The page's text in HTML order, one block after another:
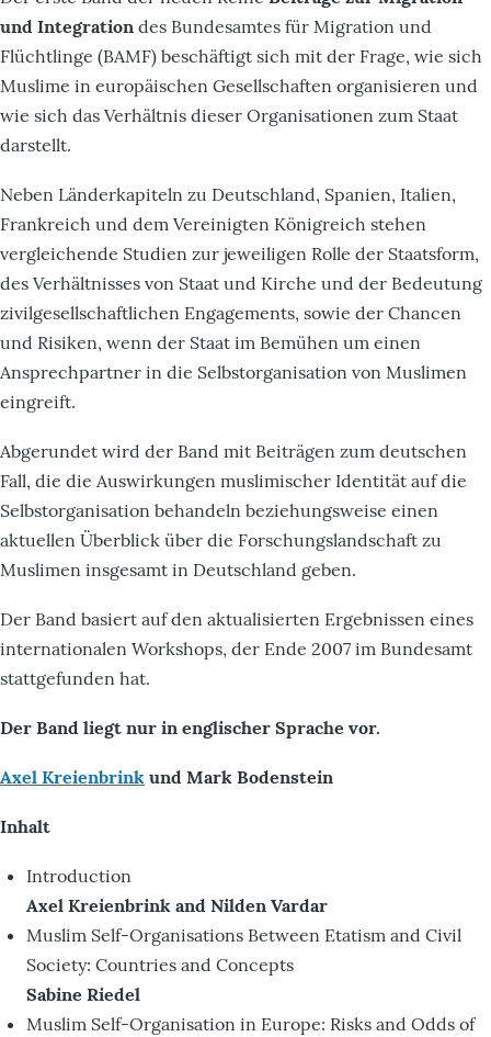
und Integration des Bundesamtes für Migration und
Flüchtlinge (BAMF) beschäftigt sich mit der Frage, wie sich
Muslime in europäischen Gesellschaften organisieren und
wie sich das Verhältnis dieser Organisationen zum Staat
darstellt.
Neben Länderkapiteln zu Deutschland, Spanien, Italien,
Frankreich und dem Vereinigten Königreich stehen
vergleichende Studien zur jeweiligen Rolle der Staatsform,
des Verhältnisses von Staat und Kirche und der Bedeutung
zivilgesellschaftlichen Engagements, sowie der Chancen
und Risiken, wenn der Staat im Bemühen um einen
Ansprechpartner in die Selbstorganisation von Muslimen
eingreift.
Abgerundet wird der Band mit Beiträgen zum deutschen
Fall, die die Auswirkungen muslimischer Identität auf die
Selbstorganisation behandeln beziehungsweise einen
aktuellen Überblick über die Forschungslandschaft zu
Muslimen insgesamt in Deutschland geben.
Der Band basiert auf den aktualisierten Ergebnissen eines
internationalen Workshops, der Ende 2007 im Bundesamt
stattgefunden hat.
Der Band liegt nur in englischer Sprache vor.
Axel Kreienbrink und Mark Bodenstein
Inhalt
Introduction
Axel Kreienbrink and Nilden Vardar
Muslim Self-Organisations Between Etatism and Civil
Society: Countries and Concepts
Sabine Riedel
Muslim Self-Organisation in Europe: Risks and Odds of